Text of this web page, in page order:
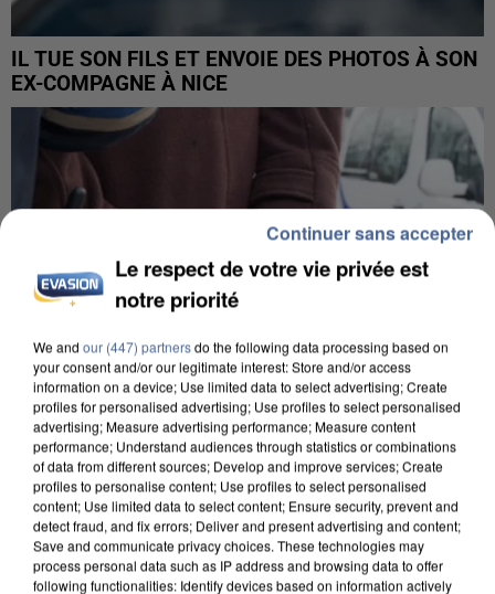
IL TUE SON FILS ET ENVOIE DES PHOTOS À SON
EX-COMPAGNE À NICE
L’UN DES FONDATEURS SUPPOSÉS DE LA DZ
MAFIA INTERPELLÉ EN ALGÉRIE
Le respect de votre vie privée est
notre priorité
We and our (447) partnersdo the following data processing based on
your consent and/or our legitimate interest: Store and/or access
information on a device; Use limited data to select advertising; Create
profiles for personalised advertising; Use profiles to select personalised
advertising; Measure advertising performance; Measure content
performance; Understand audiences through statistics or combinations
of data from different sources; Develop and improve services; Create
profiles to personalise content; Use profiles to select personalised
content; Use limited data to select content; Ensure security, prevent and
detect fraud, and fix errors; Deliver and present advertising and content;
Save and communicate privacy choices. These technologies may
process personal data such as IP address and browsing data to offer
following functionalities: Identify devices based on information actively
Continuer sans accepter